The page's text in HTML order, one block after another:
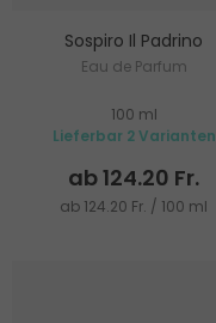
Sospiro Il Padrino
Eau de Parfum
100 ml
Lieferbar 2 Varianten
ab 124.20 Fr.
ab 124.20 Fr. / 100 ml